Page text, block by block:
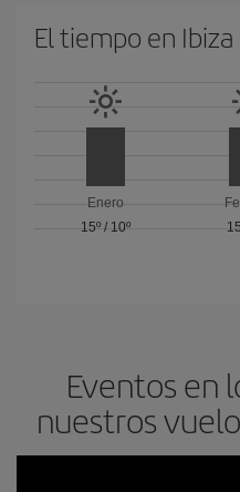
El tiempo en Ibiza
Enero
15º/ 10º
Eventos en
nuestros